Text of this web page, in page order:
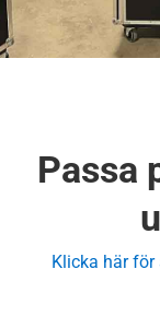
Passa
Klicka här